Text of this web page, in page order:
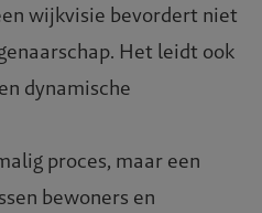
wijkvisie bevordert niet
Het leidt ook
dynamische
proces, maar een
bewoners en